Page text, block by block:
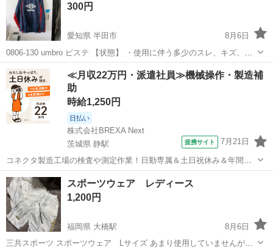
300円
愛知県 半田市
8月6日
0806-130 umbro ピステ 【状態】 ・使用に伴う多少のスレ、キズ、落
としきれない汚れなどございます ・詳細は現地でご確認ください ・お
値引きは出来かねますのでご了承願います ※中古品のため、状態...
愛知 半田市 スポーツウェア ピステ
≪月収22万円・派遣社員≫機械操作・製造補
助
時給1,250円
日払い
株式会社BREXA Next
茨城県 静駅
提携サイト 7月21日
コネクタ製造工場の検査や測定作業！日勤専属＆土日祝休み＆年間休
日128日★クリーンルーム内作業★マイカー通勤OK＆無料駐車場あり
★就業先食堂利用可！日払い制度あり！《茨城県常陸大宮市》 人気の
工場のお仕事 ◇コネクタ製造工...
茨城 常陸大宮市 静駅
スポーツウェア レディース
1,200円
福岡県 大橋駅
8月6日
三共スポーツ スポーツウェア Lサイズ あまり使用していませんが、